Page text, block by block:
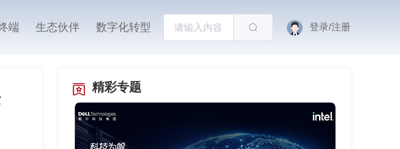
端 生态伙伴 数字化转型 登录/注册
精彩专题